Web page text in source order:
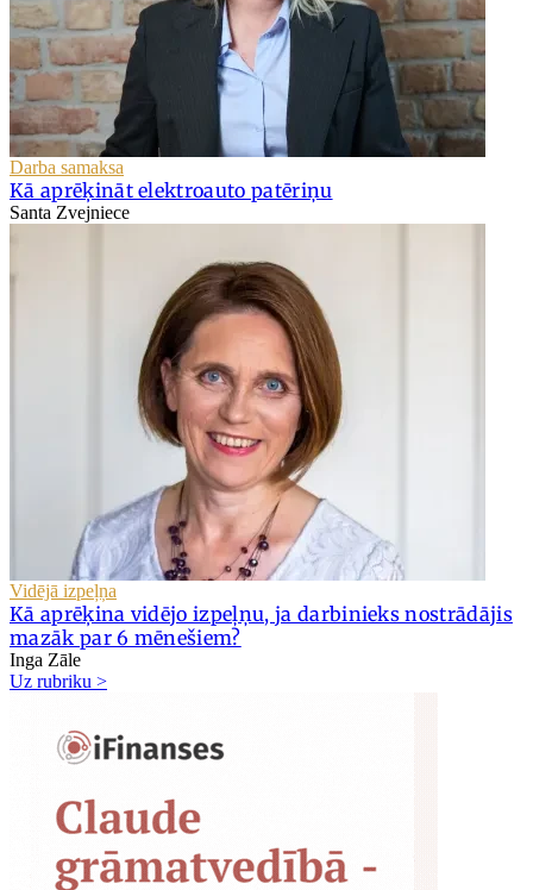
Darba samaksa
Kā aprēķināt elektroauto patēriņu
Santa Zvejniece
Vidējā izpeļņa
Kā aprēķina vidējo izpeļņu, ja darbinieks nostrādājis
mazāk par 6 mēnešiem?
Inga Zāle
Uz rubriku >